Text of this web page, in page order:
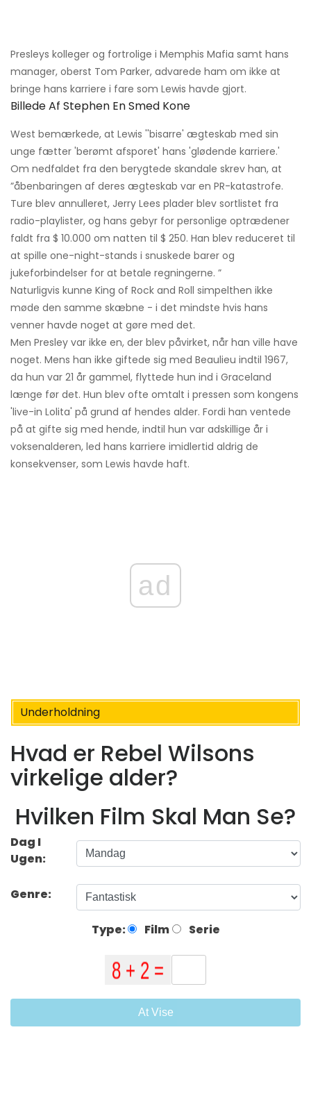
Presleys kolleger og fortrolige i Memphis Mafia samt hans
manager, oberst Tom Parker, advarede ham om ikke at
bringe hans karriere i fare som Lewis havde gjort.
Billede Af Stephen En Smed Kone
West bemærkede, at Lewis ''bisarre' ægteskab med sin
unge fætter 'berømt afsporet' hans 'glødende karriere.'
Om nedfaldet fra den berygtede skandale skrev han, at
”åbenbaringen af ​​deres ægteskab var en PR-katastrofe.
Ture blev annulleret, Jerry Lees plader blev sortlistet fra
radio-playlister, og hans gebyr for personlige optrædener
faldt fra $ 10.000 om natten til $ 250. Han blev reduceret til
at spille one-night-stands i snuskede barer og
jukeforbindelser for at betale regningerne. ”
Naturligvis kunne King of Rock and Roll simpelthen ikke
møde den samme skæbne - i det mindste hvis hans
venner havde noget at gøre med det.
Men Presley var ikke en, der blev påvirket, når han ville have
noget. Mens han ikke giftede sig med Beaulieu indtil 1967,
da hun var 21 år gammel, flyttede hun ind i Graceland
længe før det. Hun blev ofte omtalt i pressen som kongens
'live-in Lolita' på grund af hendes alder. Fordi han ventede
på at gifte sig med hende, indtil hun var adskillige år i
voksenalderen, led hans karriere imidlertid aldrig de
konsekvenser, som Lewis havde haft.
ad
Underholdning
Hvad er Rebel Wilsons
virkelige alder?
Hvilken Film Skal Man Se?
Dag I
Ugen:
Genre:
Type: Film Serie
At Vise